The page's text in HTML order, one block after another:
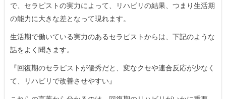
で、セラピストの実力によって、リハビリの結果、つまり生活期
の能力に大きな差となって現れます。
生活期で働いている実力のあるセラピストからは、下記のような
話をよく聞きます。
『回復期のセラピストが優秀だと、変なクセや連合反応が少なく
て、リハビリで改善させやすい』